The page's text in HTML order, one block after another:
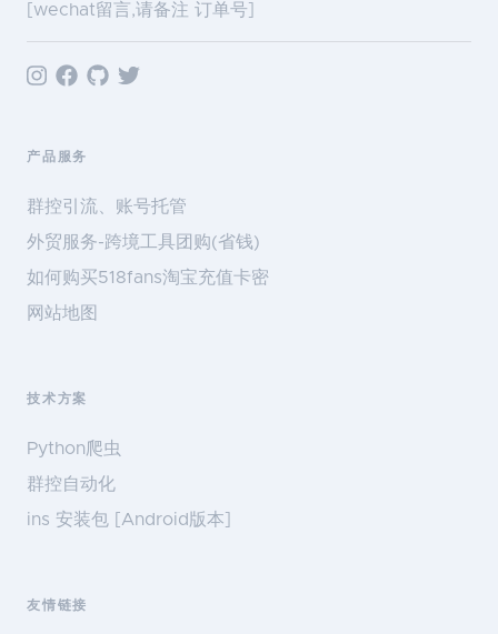
[wechat留言,请备注 订单号]
产品服务
群控引流、账号托管
外贸服务-跨境工具团购(省钱)
如何购买518fans淘宝充值卡密
网站地图
技术方案
Python爬虫
群控自动化
ins 安装包 [Android版本]
友情链接